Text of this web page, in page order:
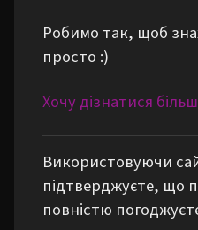
Робимо так, щоб
просто :)
Хочу дізнатися
Використовуючи
підтверджуєте, що
повністю